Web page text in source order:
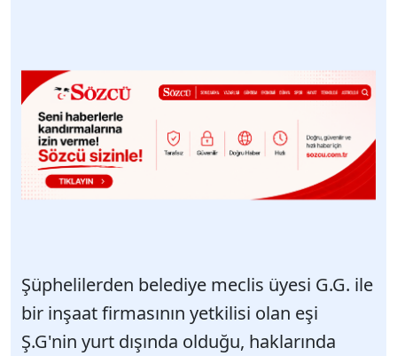
Şüphelilerden belediye meclis üyesi G.G. ile
bir inşaat firmasının yetkilisi olan eşi
Ş.G'nin yurt dışında olduğu, haklarında